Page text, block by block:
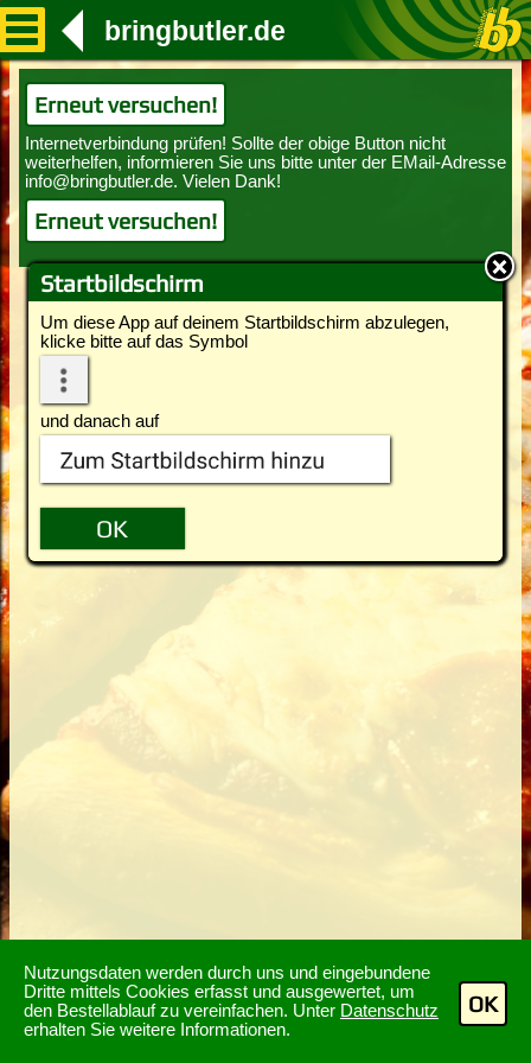
Nutzungsdaten werden durch uns und eingebundene
Dritte mittels Cookies erfasst und ausgewertet, um
den Bestellablauf zu vereinfachen. Unter Datenschutz
erhalten Sie weitere Informationen.
OK
Startbildschirm
Um diese App auf deinem Startbildschirm abzulegen,
klicke bitte auf das Symbol
und danach auf
bringbutler.de
Erneut versuchen!
Erneut versuchen!